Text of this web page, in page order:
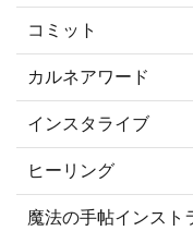
コミット
カルネアワード
インスタライブ
ヒーリング
魔法の手帖インスト